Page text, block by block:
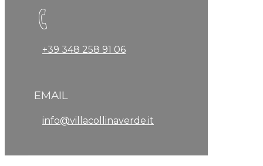
+39 348 258 91 06
EMAIL
info@villacollinaverde.it